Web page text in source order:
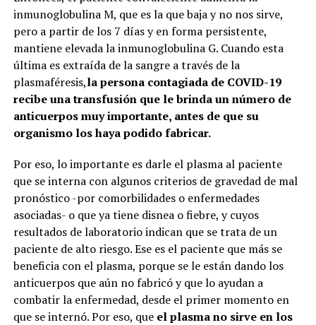
inmunoglobulina M, que es la que baja y no nos sirve,
pero a partir de los 7 días y en forma persistente,
mantiene elevada la inmunoglobulina G. Cuando esta
última es extraída de la sangre a través de la
plasmaféresis,la persona contagiada de COVID-19
recibe una transfusión que le brinda un número de
anticuerpos muy importante, antes de que su
organismo los haya podido fabricar.
Por eso, lo importante es darle el plasma al paciente
que se interna con algunos criterios de gravedad de mal
pronóstico -por comorbilidades o enfermedades
asociadas- o que ya tiene disnea o fiebre, y cuyos
resultados de laboratorio indican que se trata de un
paciente de alto riesgo. Ese es el paciente que más se
beneficia con el plasma, porque se le están dando los
anticuerpos que aún no fabricó y que lo ayudan a
combatir la enfermedad, desde el primer momento en
que se internó. Por eso, que el plasma no sirve en los